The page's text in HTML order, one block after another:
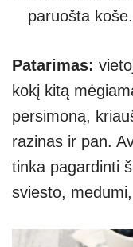
paruošta koše.
Patarimas:
kokį kitą
persimoną,
razinas ir pan.
tinka pagardinti
sviesto,